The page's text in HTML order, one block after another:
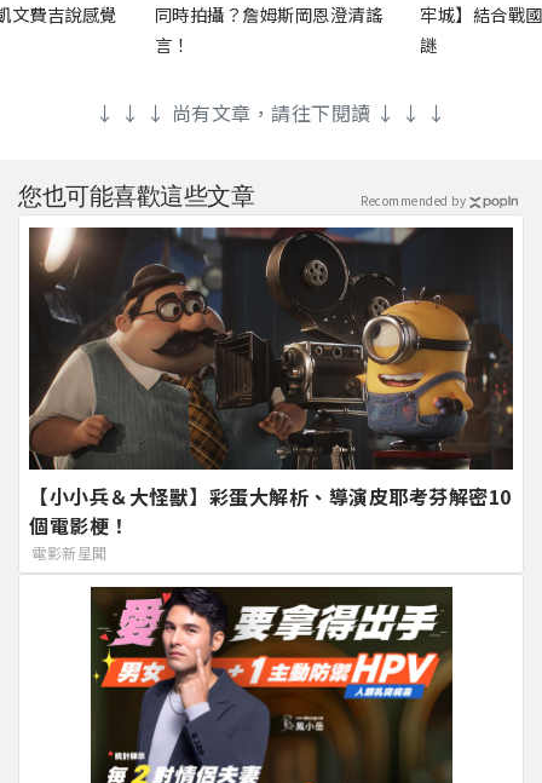
文費吉說感覺
同時拍攝？詹姆斯岡恩澄清謠
言！
牢城】結合戰
謎
↓ ↓ ↓ 尚有文章，請往下閱讀 ↓ ↓ ↓
您也可能喜歡這些文章
【小小兵＆大怪獸】彩蛋大解析、導演皮耶考芬解密10
個電影梗！
電影新星聞
Recommended by